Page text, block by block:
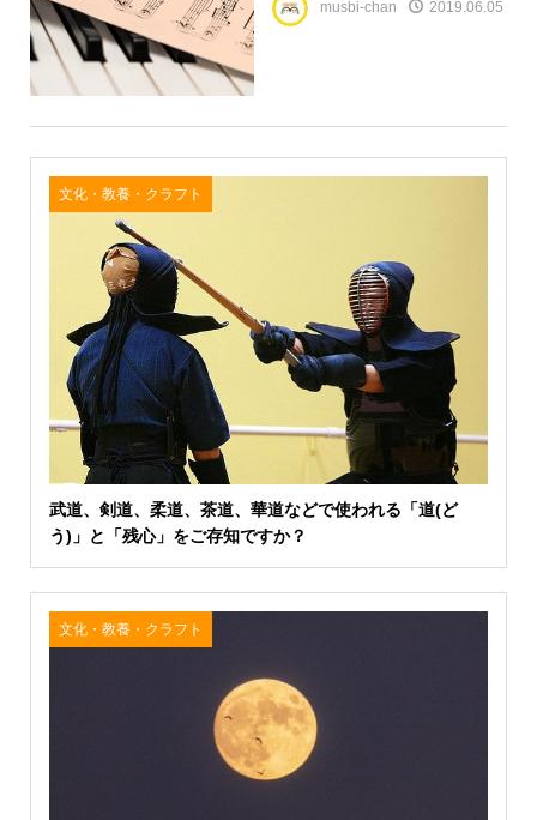
musbi-chan 2019.06.05
文化・教養・クラフト
武道、剣道、柔道、茶道、華道などで使われる「道(ど
う)」と「残心」をご存知ですか？
文化・教養・クラフト